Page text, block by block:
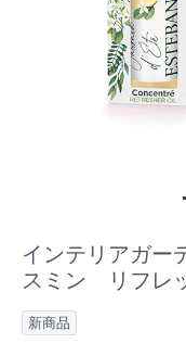
インテリアガ
スミン リフレ
新商品